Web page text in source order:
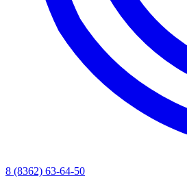
8 (8362) 63-64-50